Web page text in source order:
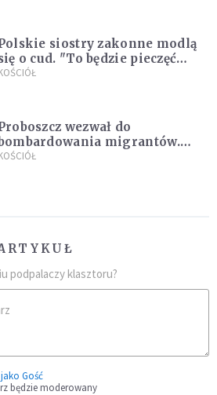
siostry zakonne modlą
o cud. "To będzie pieczęć
Boga dla naszej wiary"
wezwał do
migrantów.
ogień przeciwko
podpalaczy klasztoru?
Gość
będzie moderowany